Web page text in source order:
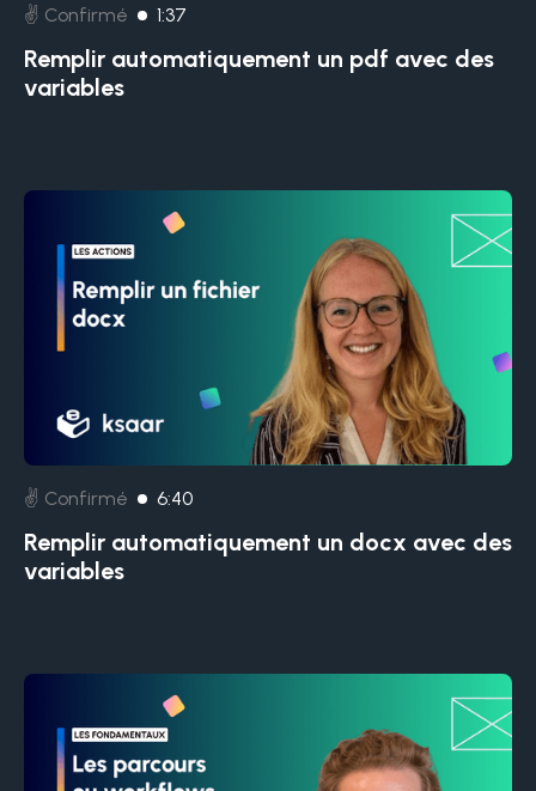
✌️ Confirmé 1:37
Remplir automatiquement un pdf avec des
variables
✌️ Confirmé 6:40
Remplir automatiquement un docx avec des
variables